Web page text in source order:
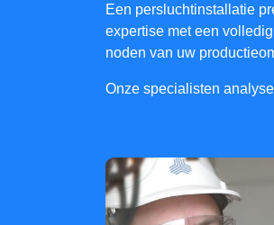
Een persluchtinstallatie
expertise met een
noden van uw
Onze specialisten